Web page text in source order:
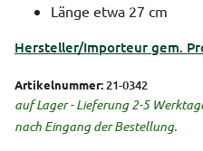
Länge etwa 27 cm
Hersteller/Importeur gem.
Artikelnummer: 21-0342
auf Lager - Lieferung 2-5
nach Eingang der Bestellung.